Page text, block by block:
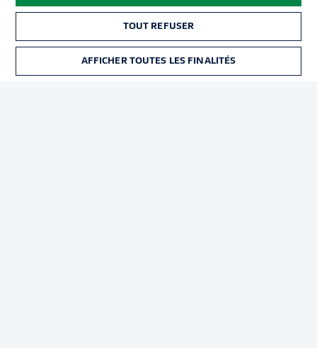
Mentions Légales Gérer mes préférences
Diffuseurs
Travaux Contact
TOUT REFUSER
AFFICHER TOUTES LES FINALITÉS